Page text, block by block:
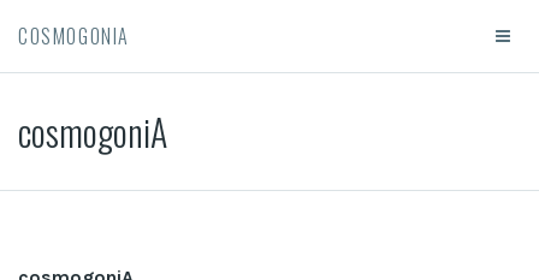
COSMOGONIA
cosmogoniA